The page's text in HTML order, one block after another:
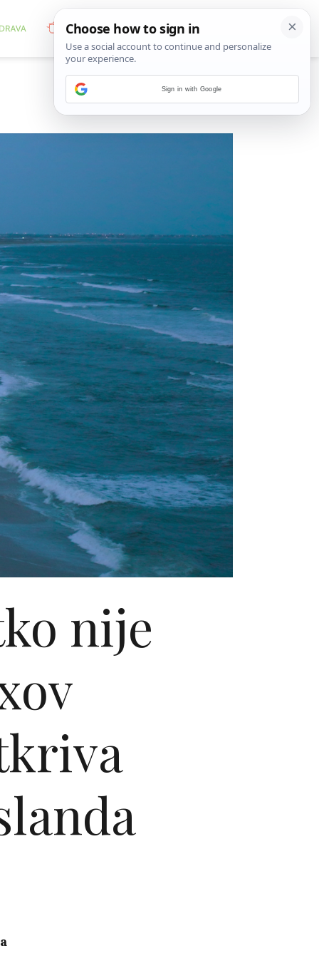
nije
Sign in with Google